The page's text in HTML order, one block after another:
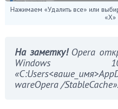
Нажимаем «Удалить все» или
«Х»
На заметку!Opera
Windows
wareOpera /StableCache».